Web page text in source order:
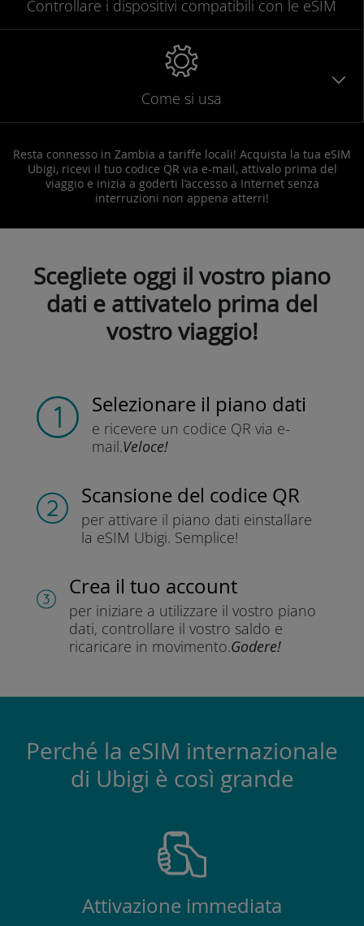
Controllare i dispositivi compatibili con le eSIM
Come si usa
Resta connesso in Zambia a tariffe locali! Acquista la tua eSIM
Ubigi, ricevi il tuo codice QR via e-mail, attivalo prima del
viaggio e inizia a goderti l’accesso a Internet senza
interruzioni non appena atterri!
Scegliete oggi il vostro piano
dati e attivatelo prima del
vostro viaggio!
Selezionare il piano dati
e ricevere un codice QR via e-
mail.Veloce!
Scansione del codice QR
per attivare il piano dati einstallare
la eSIM Ubigi. Semplice!
Crea il tuo account
per iniziare a utilizzare il vostro piano
dati, controllare il vostro saldo e
ricaricare in movimento.Godere!
Perché la eSIM internazionale
di Ubigi è così grande
Attivazione immediata